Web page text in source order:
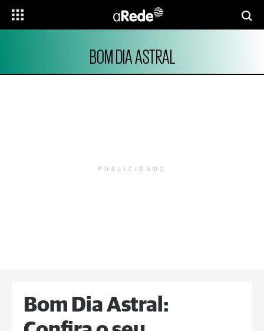
BOM DIA ASTRAL
PUBLICIDADE
Bom Dia Astral: